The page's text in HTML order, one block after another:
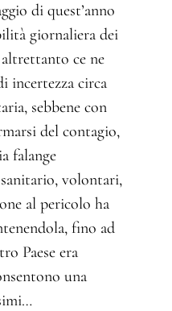
di quest’anno
giornaliera dei
ce ne
incertezza circa
sebbene con
del contagio,
falange
volontari,
al pericolo ha
fino ad
Paese era
una